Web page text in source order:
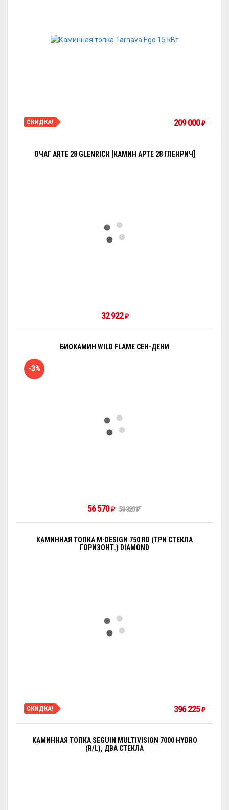
СКИДКА! 209 000₽
ОЧАГ ARTE 28 GLENRICH [КАМИН АРТЕ 28 ГЛЕНРИЧ]
32 922₽
БИОКАМИН WILD FLAME СЕН-ДЕНИ
-3%
56 570₽ 58 320₽
КАМИННАЯ ТОПКА M-DESIGN 750 RD (ТРИ СТЕКЛА
ГОРИЗОНТ.) DIAMOND
СКИДКА! 396 225₽
КАМИННАЯ ТОПКА SEGUIN MULTIVISION 7000 HYDRO
(R/L), ДВА СТЕКЛА